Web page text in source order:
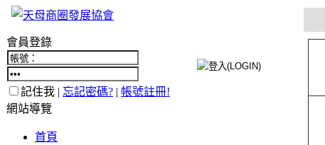
會員登錄
記住我 | 忘記密碼? | 帳號註冊!
網站導覽
首頁